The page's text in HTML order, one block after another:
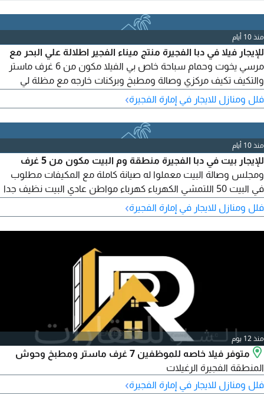
منذ 10 أيام
للإيجار فيلا في دبا الفجيرة منتج ميناء الفجير اطلالة علي البحر مع
مرسي يخوت وحمام سباحة خاص بي الفيلا مكون من 6 غرف ماستر
والتكيف تكيف مركزي وصالة ومطبخ وبركنات خارجه مع مظلة لي
السيارات خاصه الفيلا طابقين بسعر مناسب جدا
فلل ومنازل للايجار في إمارة الفجيرة›
منذ 10 أيام
للإيجار بيت في دبا الفجيرة منطقة وم البيت مكون من 5 غرف
ومجلس وصالة البيت معملوا له صيانة كاملة مع المكيفات مطلوب
في البيت 50 اللتمشي الكهرباء كهرباء مواطن عادي البيت نظيف جدا
قابل لي التفاوض البسيط مساحة الأرض 30*25 متر مربع
فلل ومنازل للايجار في إمارة الفجيرة›
منذ 12 يوم
متوفر فيلا خاصه للموظفين 7 غرف ماستر ومطبخ وحوش
المنطقة الفجيرة الرغيلات
فلل ومنازل للايجار في إمارة الفجيرة›